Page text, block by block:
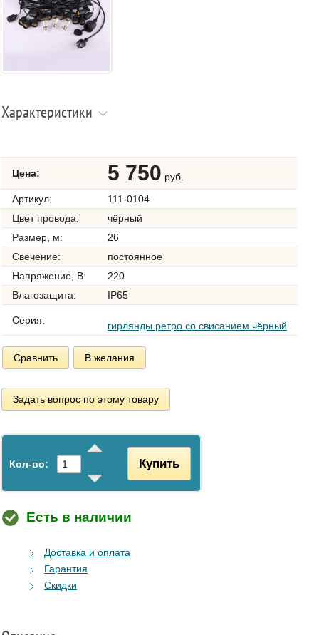
Характеристики
Цена: 5 750 руб.
Артикул:
111-0104
Цвет провода:
чёрный
Размер, м:
26
Свечение:
постоянное
Напряжение, В:
220
Влагозащита:
IP65
Серия: гирлянды ретро со свисанием чёрный
Сравнить В желания
Задать вопрос по этому товару
Кол-во: Купить
Есть в наличии
Доставка и оплата
Гарантия
Скидки